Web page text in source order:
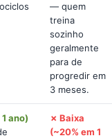
— quem
treina
sozinho
geralmente
para de
progredir em
3 meses.
ano)
✗ Baixa
(~20% em 1